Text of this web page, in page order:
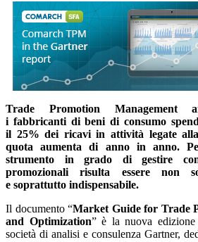
Trade Promotion Management
i fabbricanti di beni di consumo
il 25% dei ricavi in attività legate alla
quota aumenta di anno in anno.
strumento in grado di gestire
promozionali risulta essere non
e soprattutto indispensabile.
Il documento “Market Guide for Trade
and Optimization” è la nuova
società di analisi e consulenza Gartner,